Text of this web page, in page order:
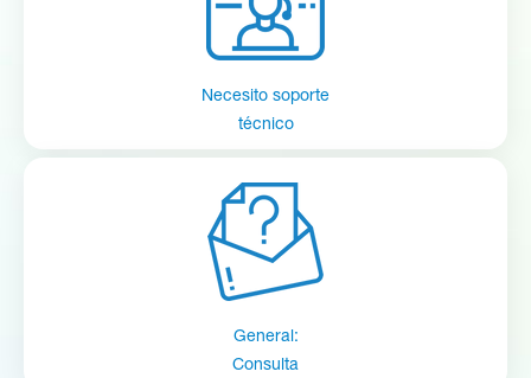
Necesito soporte
técnico
General:
Consulta